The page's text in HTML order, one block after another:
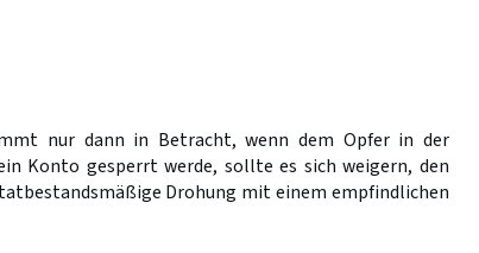
nur dann in Betracht, wenn dem Opfer in der
Konto gesperrt werde, sollte es sich weigern, den
Drohung mit einem empfindlichen